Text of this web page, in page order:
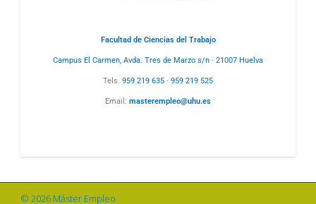
Facultad de Ciencias del Trabajo
Campus El Carmen, Avda. Tres de Marzo s/n · 21007 Huelva
Tels. 959 219 635 · 959 219 525
Email: masterempleo@uhu.es
© 2026 Máster Empleo